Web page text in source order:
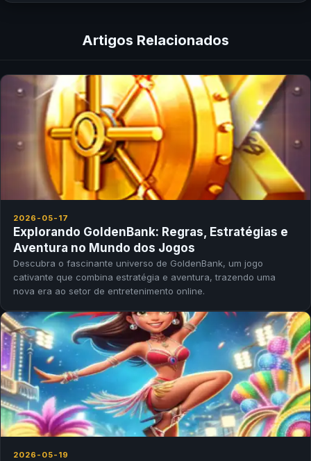
Artigos Relacionados
2026-05-17
Explorando GoldenBank: Regras, Estratégias e
Aventura no Mundo dos Jogos
Descubra o fascinante universo de GoldenBank, um jogo
cativante que combina estratégia e aventura, trazendo uma
nova era ao setor de entretenimento online.
2026-05-19